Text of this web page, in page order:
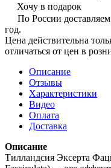
Хочу в подарок
По России
год.
Цена действительна
отличаться от цен в
Описание
Отзывы
Характеристики
Видео
Оплата
Доставка
Описание
Тилландсия Эксерта